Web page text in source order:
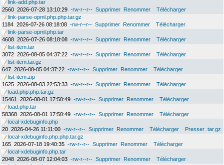
link-add.php.tar
2560 2026-07-28 13:10:29 -rw-r--r-- Supprimer Renommer
Télécharger
link-parse-opml.php.php.tar.gz
1184 2026-07-26 08:18:08 -rw-r--r-- Supprimer Renommer
Télécharger
link-parse-opml.php.tar
4608 2026-07-26 08:18:08 -rw-r--r-- Supprimer Renommer
Télécharger
list-item.tar
3072 2026-08-05 04:37:22 -rw-r--r-- Supprimer Renommer
Télécharger
list-item.tar.gz
647 2026-08-05 04:37:22 -rw-r--r-- Supprimer Renommer
Télécharger
list-item.zip
1625 2026-08-03 22:53:33 -rw-r--r-- Supprimer Renommer
Télécharger
load.php.php.tar.gz
15461
2026-08-01 17:50:49 -rw-r--r-- Supprimer Renommer
Télécharger
load.php.tar
58368 2026-08-01 17:50:49 -rw-r--r-- Supprimer Renommer
Télécharger
local-xdebuginfo.php
20 2026-04-26 11:11:00 -rw-r--r-- Supprimer Renommer Télécharger
Presser .tar.gz
local-xdebuginfo.php.php.tar.gz
165 2026-07-18 19:40:35 -rw-r--r-- Supprimer Renommer
Télécharger
local-xdebuginfo.php.tar
2048 2026-08-07 12:04:03 -rw-r--r-- Supprimer Renommer
Télécharger